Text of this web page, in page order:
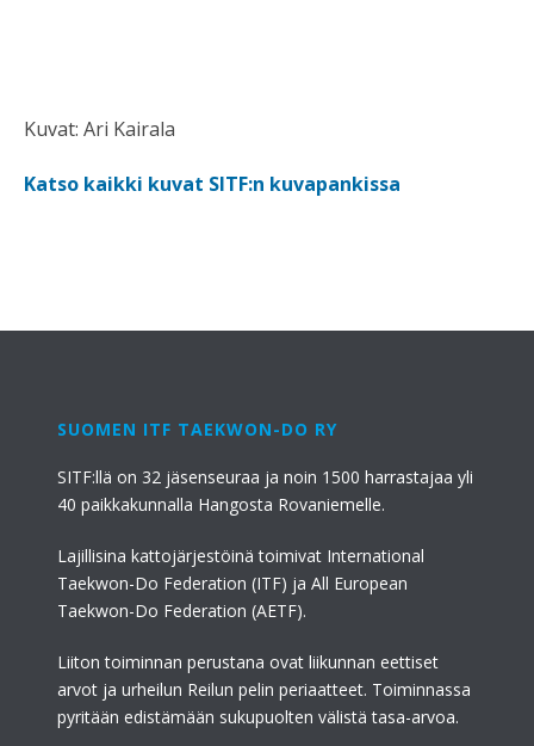
Kuvat: Ari Kairala
Katso kaikki kuvat SITF:n kuvapankissa
SUOMEN ITF TAEKWON-DO RY
SITF:llä on 32 jäsenseuraa ja noin 1500 harrastajaa yli
40 paikkakunnalla Hangosta Rovaniemelle.
Lajillisina kattojärjestöinä toimivat International
Taekwon-Do Federation (ITF) ja All European
Taekwon-Do Federation (AETF).
Liiton toiminnan perustana ovat liikunnan eettiset
arvot ja urheilun Reilun pelin periaatteet. Toiminnassa
pyritään edistämään sukupuolten välistä tasa-arvoa.